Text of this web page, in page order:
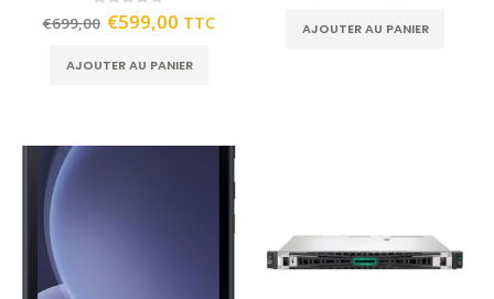
out of 5
€699,00 €599,00 TTC
AJOUTER AU PANIER
AJOUTER AU PANIER